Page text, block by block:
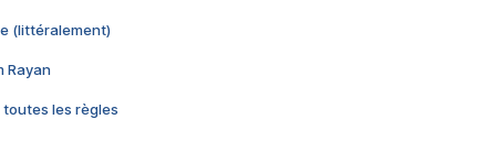
(littéralement)
Rayan
toutes les règles